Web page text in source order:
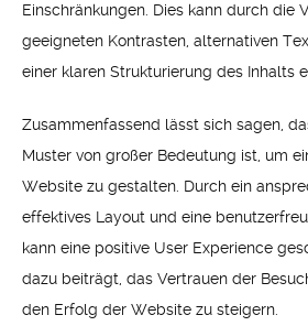
Einschränkungen. Dies kann durch die
geeigneten Kontrasten, alternativen
einer klaren Strukturierung des Inhalts
Zusammenfassend lässt sich sagen,
Muster von großer Bedeutung ist, um
Website zu gestalten. Durch ein
effektives Layout und eine
kann eine positive User Experience
dazu beiträgt, das Vertrauen der
den Erfolg der Website zu steigern.